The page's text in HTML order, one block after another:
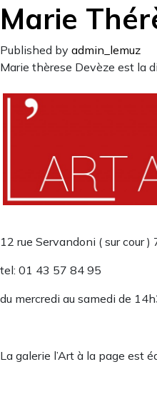
Marie
Published by admin_lemuz
Marie thèrese Devèze est la
12 rue Servandoni ( sur cour
tel: 01 43 57 84 95
du mercredi au samedi de
La galerie l’Art à la page est